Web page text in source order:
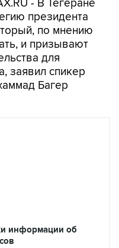
- В Тегеране
президента
по мнению
и призывают
для
заявил спикер
Багер
информации об